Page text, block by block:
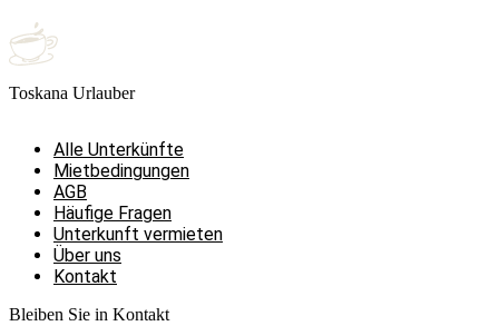
Toskana Urlauber
Alle Unterkünfte
Mietbedingungen
AGB
Häufige Fragen
Unterkunft vermieten
Über uns
Kontakt
Bleiben Sie in Kontakt